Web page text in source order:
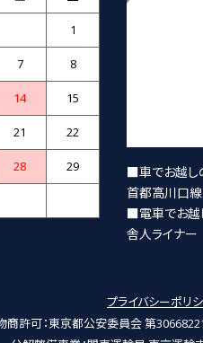
1
7 8
14 15
21 22
28 29
■車でお越し
首都高川口
■電車でお越
舎人ライナ
プライバシーポリ
商許可：東京都公安委員会 第